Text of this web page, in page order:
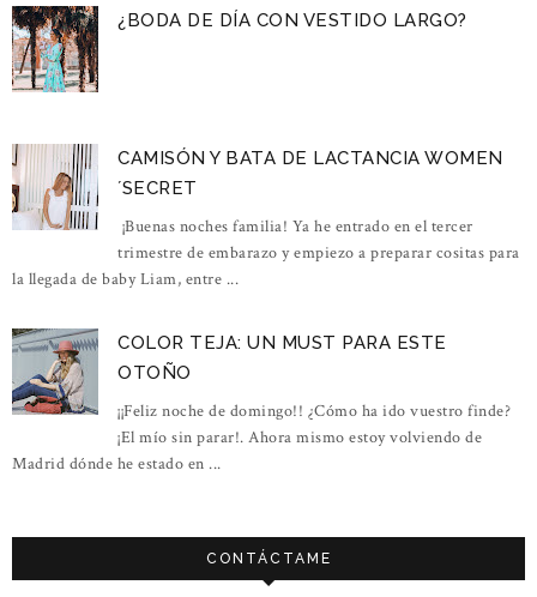
¿BODA DE DÍA CON VESTIDO LARGO?
CAMISÓN Y BATA DE LACTANCIA WOMEN
´SECRET
¡Buenas noches familia! Ya he entrado en el tercer
trimestre de embarazo y empiezo a preparar cositas para
la llegada de baby Liam, entre ...
COLOR TEJA: UN MUST PARA ESTE
OTOÑO
¡¡Feliz noche de domingo!! ¿Cómo ha ido vuestro finde?
¡El mío sin parar!. Ahora mismo estoy volviendo de
Madrid dónde he estado en ...
CONTÁCTAME